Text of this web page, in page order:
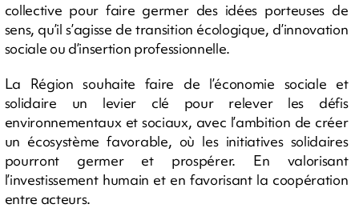
collective pour faire germer des idées porteuses de
sens, qu’il s’agisse de transition écologique, d’innovation
sociale ou d’insertion professionnelle.
La Région souhaite faire de l’économie sociale et
solidaire un levier clé pour relever les défis
environnementaux et sociaux, avec l’ambition de créer
un écosystème favorable, où les initiatives solidaires
pourront germer et prospérer. En valorisant
l’investissement humain et en favorisant la coopération
entre acteurs.